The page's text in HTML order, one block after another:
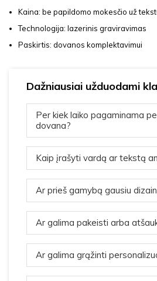
Kaina: be papildomo mokesčio už
Technologija: lazerinis graviravimas
Paskirtis: dovanos komplektavimui
Dažniausiai užduodami
Per kiek laiko pagaminama
dovana?
Kaip įrašyti vardą ar tekstą
Ar prieš gamybą gausiu
Ar galima pakeisti arba
Ar galima grąžinti